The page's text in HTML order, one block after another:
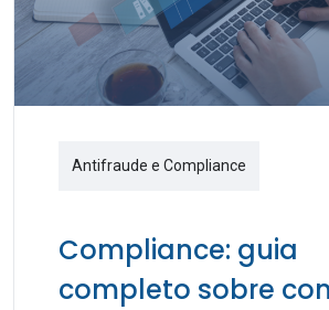
Antifraude e Compliance
Compliance: guia
completo sobre